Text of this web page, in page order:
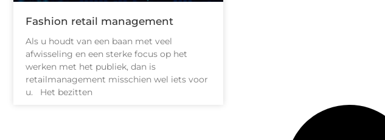
Fashion retail management
Als u houdt van een baan met veel
afwisseling en een sterke focus op het
werken met het publiek, dan is
retailmanagement misschien wel iets voor
u. Het bezitten